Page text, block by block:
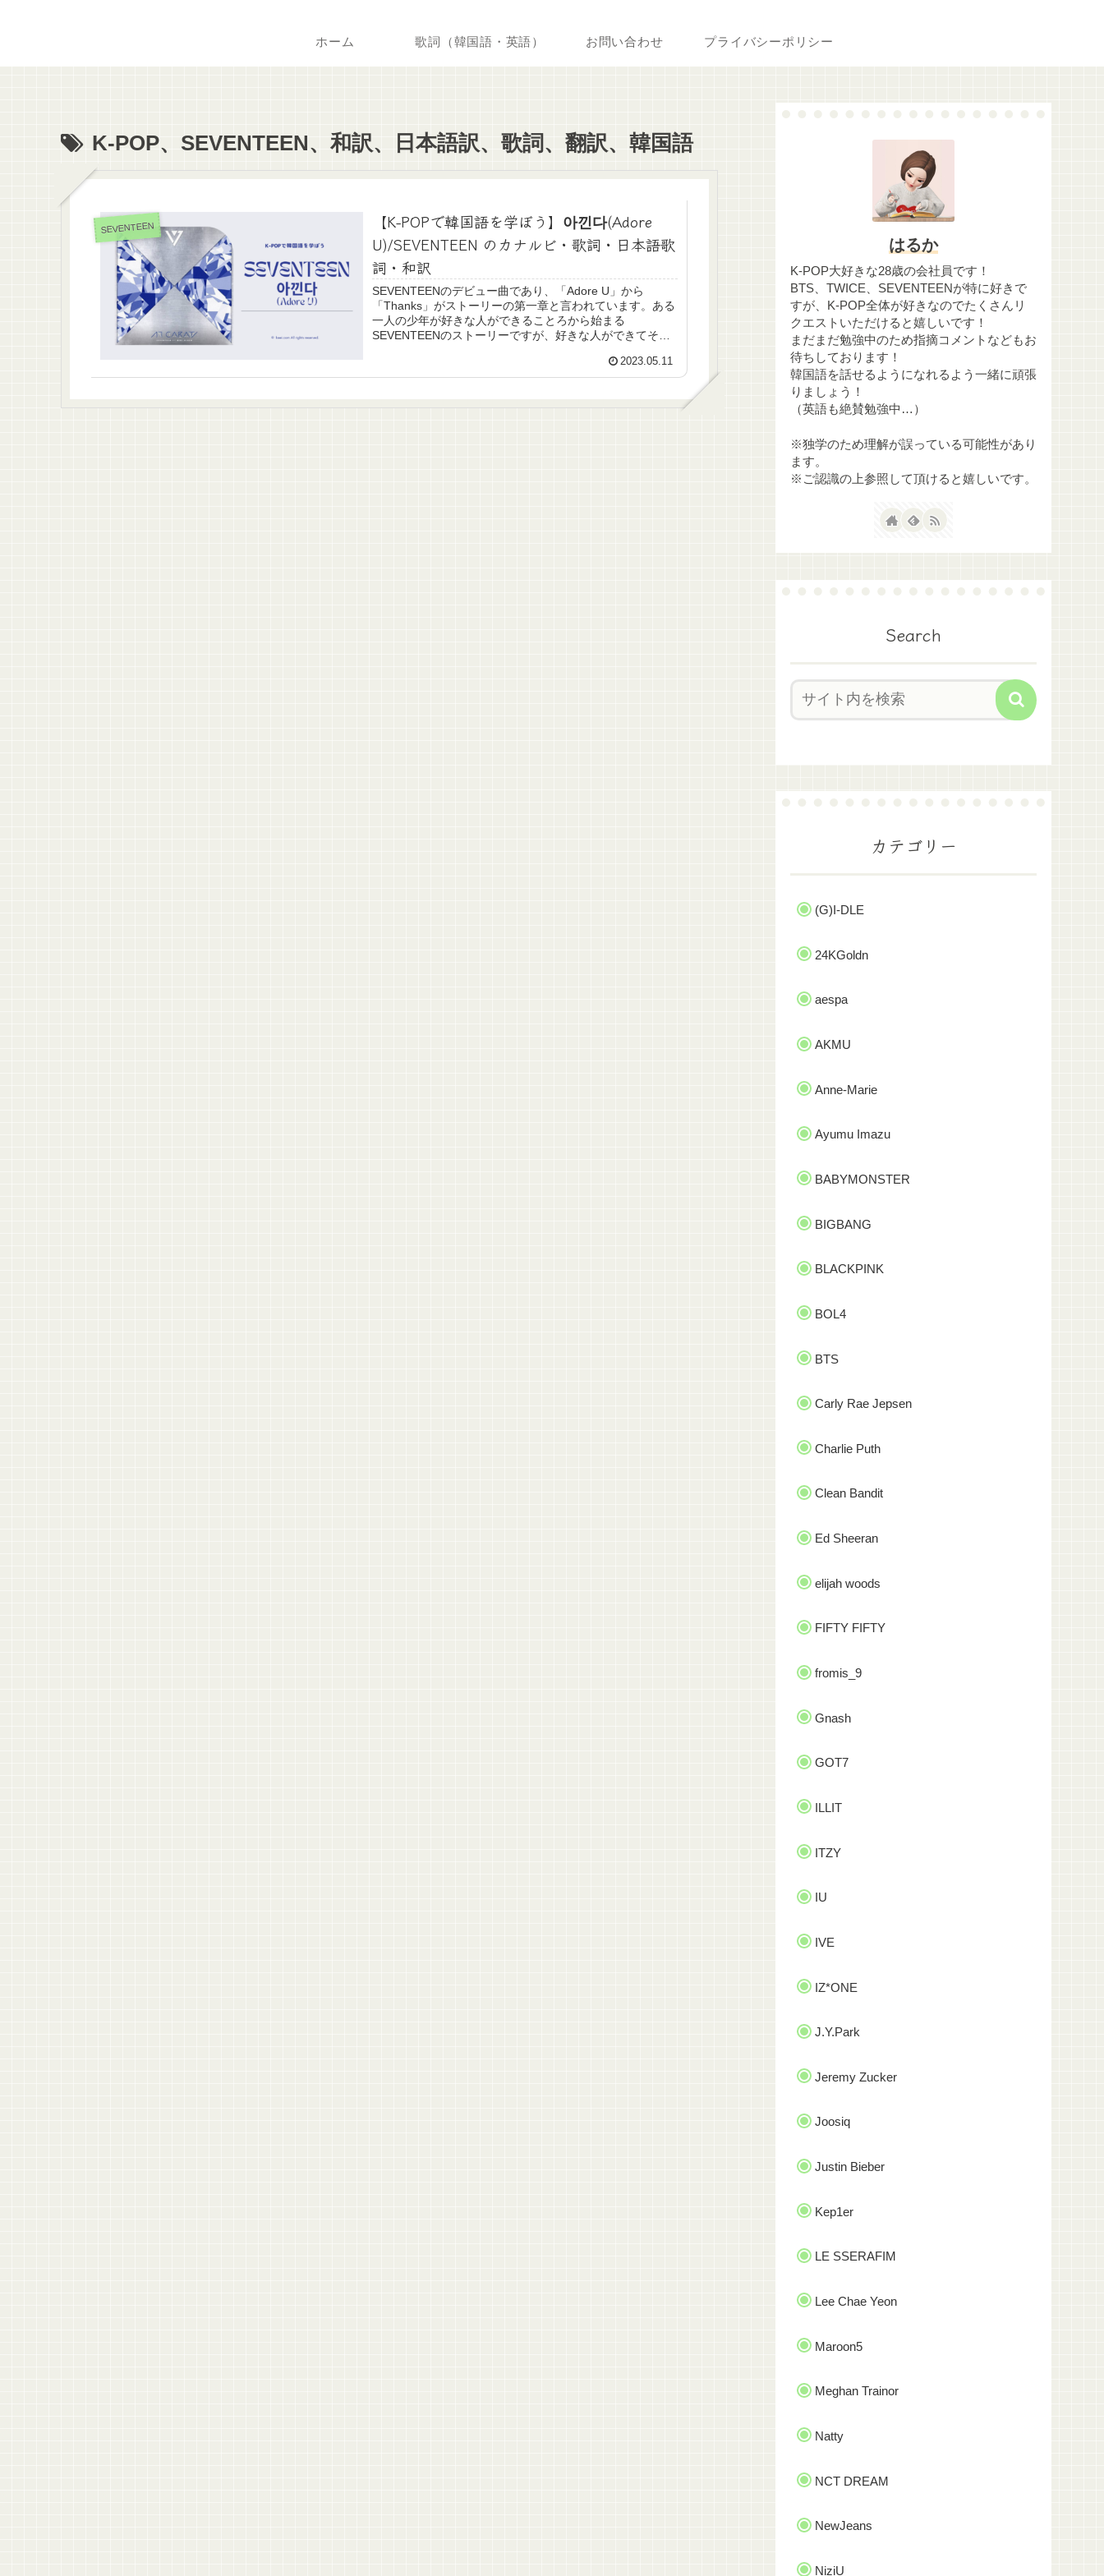
ホーム 歌詞（韓国語・英語） お問い合わせ プライバシーポリシー
K-POP、SEVENTEEN、和訳、日本語訳、歌詞、翻訳、韓国語
SEVENTEEN
【K-POPで韓国語を学ぼう】아낀다(Adore
U)/SEVENTEEN のカナルビ・歌詞・日本語歌
詞・和訳
SEVENTEENのデビュー曲であり、「Adore U」から
「Thanks」がストーリーの第一章と言われています。ある
一人の少年が好きな人ができることろから始まる
SEVENTEENのストーリーですが、好きな人ができてその
2023.05.11
はるか
K-POP大好きな28歳の会社員です！
BTS、TWICE、SEVENTEENが特に好きで
すが、K-POP全体が好きなのでたくさんリ
クエストいただけると嬉しいです！
まだまだ勉強中のため指摘コメントなどもお
待ちしております！
韓国語を話せるようになれるよう一緒に頑張
りましょう！
（英語も絶賛勉強中…）
※独学のため理解が誤っている可能性があり
ます。
※ご認識の上参照して頂けると嬉しいです。
Search
カテゴリー
(G)I-DLE
24KGoldn
aespa
AKMU
Anne-Marie
Ayumu Imazu
BABYMONSTER
BIGBANG
BLACKPINK
BOL4
BTS
Carly Rae Jepsen
Charlie Puth
Clean Bandit
Ed Sheeran
elijah woods
FIFTY FIFTY
fromis_9
Gnash
GOT7
ILLIT
ITZY
IU
IVE
IZ*ONE
J.Y.Park
Jeremy Zucker
Joosiq
Justin Bieber
Kep1er
LE SSERAFIM
Lee Chae Yeon
Maroon5
Meghan Trainor
Natty
NCT DREAM
NewJeans
NiziU